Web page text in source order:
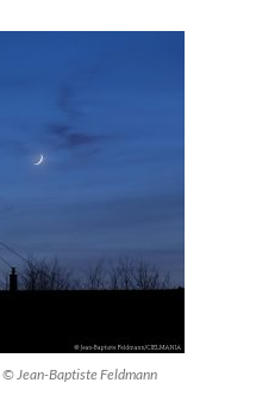
© Jean-Baptiste Feldmann